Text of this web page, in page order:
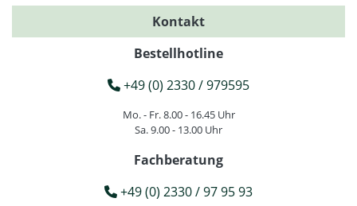
Kontakt
Bestellhotline
+49 (0) 2330 / 979595
Mo. - Fr. 8.00 - 16.45 Uhr
Sa. 9.00 - 13.00 Uhr
Fachberatung
+49 (0) 2330 / 97 95 93